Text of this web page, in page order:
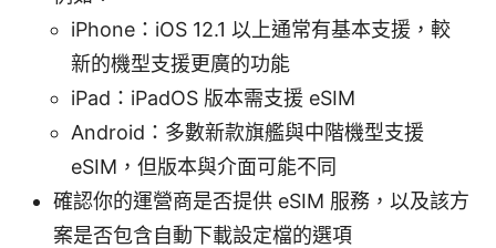
iPhone：iOS 12.1 以上通常有基本支援，較
新的機型支援更廣的功能
iPad：iPadOS 版本需支援 eSIM
Android：多數新款旗艦與中階機型支援
eSIM，但版本與介面可能不同
確認你的運營商是否提供 eSIM 服務，以及該方
案是否包含自動下載設定檔的選項